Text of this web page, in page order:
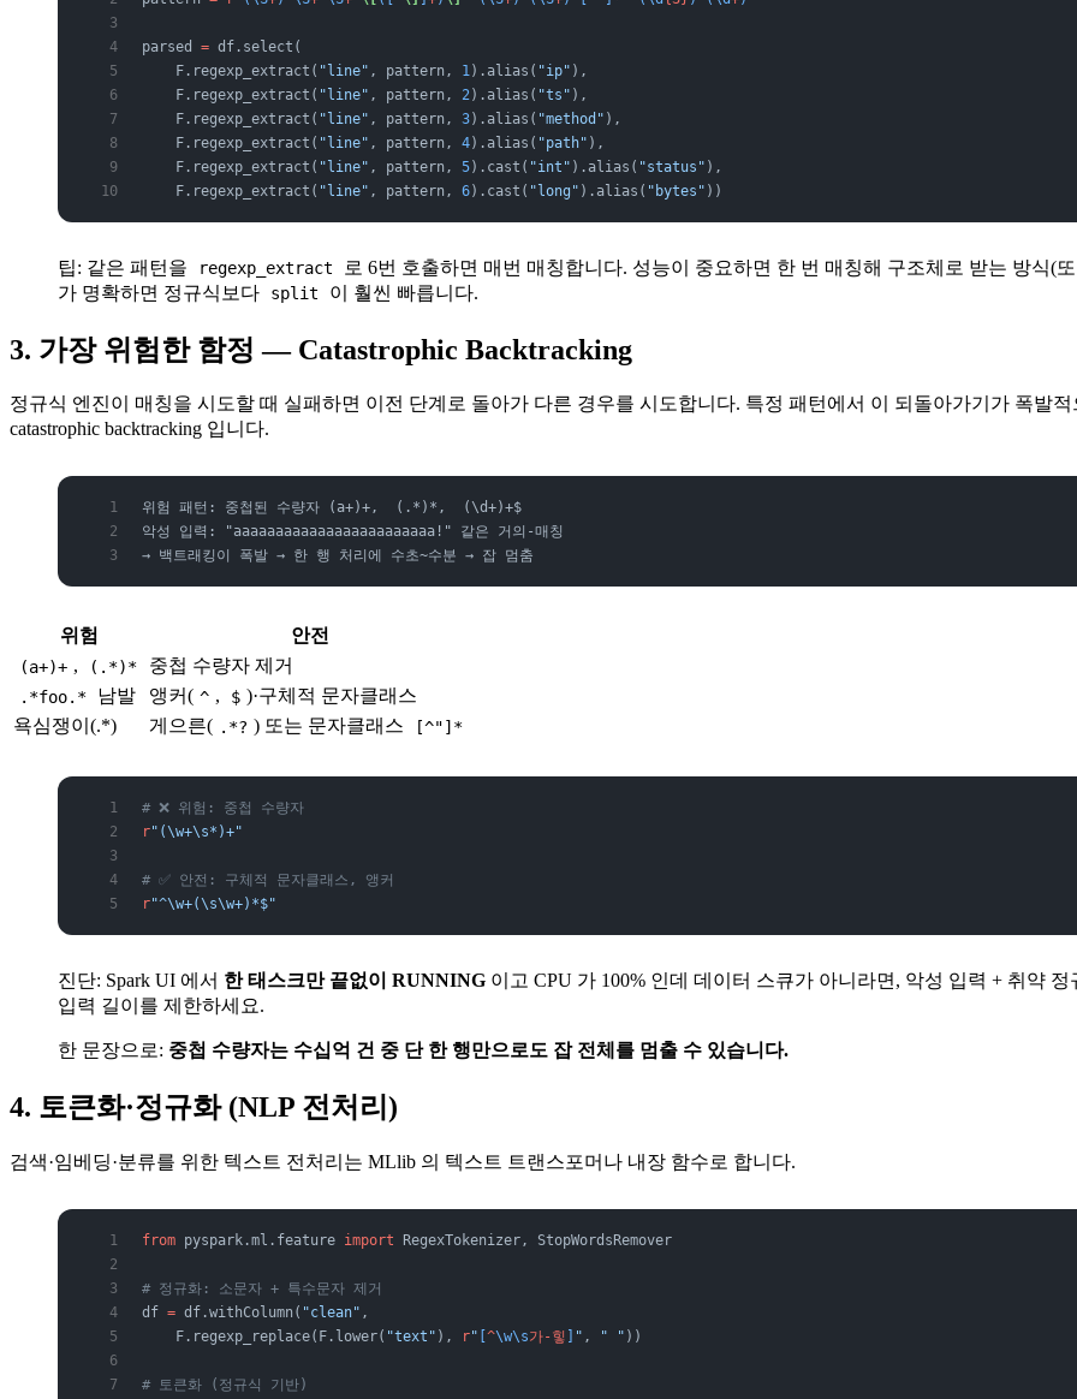
parsed = df.select(
    F.regexp_extract(
"line" , pattern, 1 ).alias( "ip" ),
    F.regexp_extract(
"line" , pattern, 2 ).alias( "ts" ),
    F.regexp_extract(
"line" , pattern, 3).alias( "method" ),
    F.regexp_extract(
"line" , pattern, 4).alias( "path" ),
    F.regexp_extract(
"line" , pattern, 5).cast( "int" ).alias( "status" ),
    F.regexp_extract(
"line" , pattern, 6).cast( "long" ).alias( "bytes" ))
팁: 같은 패턴을 regexp_extract
로 6번 호출하면 매번 매칭합니다. 성능이 중요하면 한 번 매칭해 구조체로 받는 방식(
가 명확하면 정규식보다
split 이 훨씬 빠릅니다.
3. 가장 위험한 함정 — Catastrophic Backtracking
정규식 엔진이 매칭을 시도할 때 실패하면 이전 단계로 돌아가 다른 경우를 시도합니다. 특정 패턴에서 이 되돌아가기가 폭발
catastrophic backtracking 입니다.
위험 패턴: 중첩된 수량자 (a+)+,  (.*)*,  (\d+)+$
악성 입력: "aaaaaaaaaaaaaaaaaaaaaaaa!" 같은 거의-매칭
→ 백트래킹이 폭발 → 한 행 처리에 수초~수분 → 잡 멈춤
위험 안전
(a+)+ , (.*)* 중첩 수량자 제거
.*foo.* 남발 앵커( ^ , $ )·구체적 문자클래스
욕심쟁이(.*)
게으른( .*? ) 또는 문자클래스 [^"]*
# ❌ 위험: 중첩 수량자
r"(\w+\s*)+"
# ✅ 안전: 구체적 문자클래스, 앵커
r"^\w+(\s\w+)*$"
진단: Spark UI 에서 한 태스크만 끝없이 RUNNING 이고 CPU 가 100% 인데 데이터 스큐가 아니라면, 악성 입력 + 취약
입력 길이를 제한하세요.
한 문장으로: 중첩 수량자는 수십억 건 중 단 한 행만으로도 잡 전체를 멈출 수 있습니다.
4. 토큰화·정규화 (NLP 전처리)
검색·임베딩·분류를 위한 텍스트 전처리는 MLlib 의 텍스트 트랜스포머나 내장 함수로 합니다.
from pyspark.ml.feature import RegexTokenizer, StopWordsRemover
# 정규화: 소문자 + 특수문자 제거
df = df.withColumn( "clean" ,
    F.regexp_replace(F.lower(
"text" ), r" ^\w\s가-힣 " , " " ))
# 토큰화 (정규식 기반)